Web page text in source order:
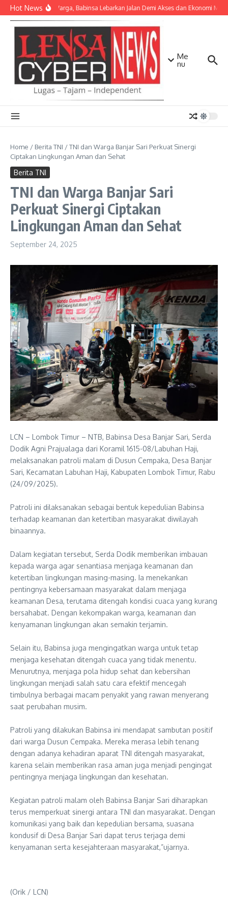
Lewati ke konten
Hot NewsBersama Warga, Babinsa Lebarkan Jalan Demi Akses dan Ekonomi
Me
nu
Home / Berita TNI /TNI dan Warga Banjar Sari Perkuat Sinergi
Ciptakan Lingkungan Aman dan Sehat
Berita TNI
TNI dan Warga Banjar Sari
Perkuat Sinergi Ciptakan
Lingkungan Aman dan Sehat
September 24, 2025
LCN – ‎Lombok Timur – NTB, Babinsa Desa Banjar Sari, Serda
Dodik Agni Prajualaga dari Koramil 1615-08/Labuhan Haji,
melaksanakan patroli malam di Dusun Cempaka, Desa Banjar
Sari, Kecamatan Labuhan Haji, Kabupaten Lombok Timur, Rabu
(24/09/2025).
‎Patroli ini dilaksanakan sebagai bentuk kepedulian Babinsa
terhadap keamanan dan ketertiban masyarakat diwilayah
binaannya.
‎Dalam kegiatan tersebut, Serda Dodik memberikan imbauan
kepada warga agar senantiasa menjaga keamanan dan
ketertiban lingkungan masing-masing. Ia menekankan
pentingnya kebersamaan masyarakat dalam menjaga
keamanan Desa, terutama ditengah kondisi cuaca yang kurang
bersahabat. Dengan kekompakan warga, keamanan dan
kenyamanan lingkungan akan semakin terjamin.
‎Selain itu, Babinsa juga mengingatkan warga untuk tetap
menjaga kesehatan ditengah cuaca yang tidak menentu.
Menurutnya, menjaga pola hidup sehat dan kebersihan
lingkungan menjadi salah satu cara efektif mencegah
timbulnya berbagai macam penyakit yang rawan menyerang
saat perubahan musim.
‎Patroli yang dilakukan Babinsa ini mendapat sambutan positif
dari warga Dusun Cempaka. Mereka merasa lebih tenang
dengan adanya kehadiran aparat TNI ditengah masyarakat,
karena selain memberikan rasa aman juga menjadi pengingat
pentingnya menjaga lingkungan dan kesehatan.
‎Kegiatan patroli malam oleh Babinsa Banjar Sari diharapkan
terus memperkuat sinergi antara TNI dan masyarakat. Dengan
komunikasi yang baik dan kepedulian bersama, suasana
kondusif di Desa Banjar Sari dapat terus terjaga demi
kenyamanan serta kesejahteraan masyarakat,”ujarnya.
(Orik / LCN)‎